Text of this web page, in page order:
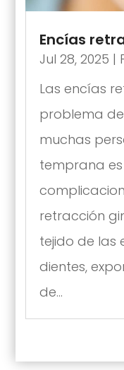
Encías
Jul 28, 2025 |
Las encías
problema
muchas
temprana
retracción
tejido de las
dientes,
de...